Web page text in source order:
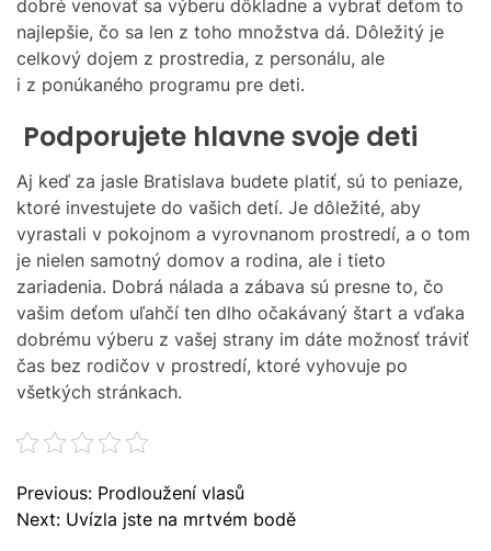
dobré venovať sa výberu dôkladne a vybrať deťom to
najlepšie, čo sa len z toho množstva dá. Dôležitý je
celkový dojem z prostredia, z personálu, ale
i z ponúkaného programu pre deti.
Podporujete hlavne svoje deti
Aj keď za jasle Bratislava budete platiť, sú to peniaze,
ktoré investujete do vašich detí. Je dôležité, aby
vyrastali v pokojnom a vyrovnanom prostredí, a o tom
je nielen samotný domov a rodina, ale i tieto
zariadenia. Dobrá nálada a zábava sú presne to, čo
vašim deťom uľahčí ten dlho očakávaný štart a vďaka
dobrému výberu z vašej strany im dáte možnosť tráviť
čas bez rodičov v prostredí, ktoré vyhovuje po
všetkých stránkach.
N
a
Previous: Prodloužení vlasů
Next: Uvízla jste na mrtvém bodě